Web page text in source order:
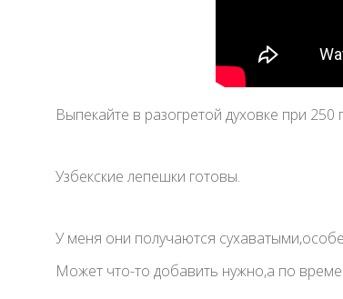
Выпекайте в разогретой духовке при 250
Узбекские лепешки готовы.
У меня они получаются
Может что-то добавить нужно,а по